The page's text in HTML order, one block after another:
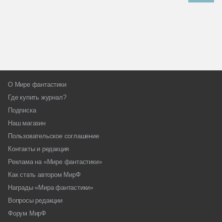
О Мире фантастики
Где купить журнал?
Подписка
Наш магазин
Пользовательское соглашение
Контакты и редакция
Реклама на «Мире фантастики»
Как стать автором МирФ
Награды «Мира фантастики»
Вопросы редакции
Форум МирФ